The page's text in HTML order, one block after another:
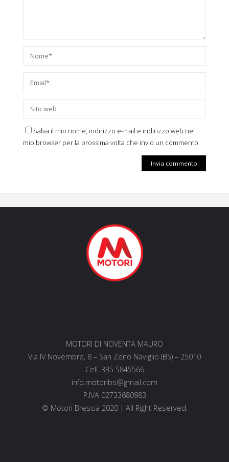
Salva il mio nome, indirizzo e-mail e indirizzo web nel
mio browser per la prossima volta che invio un commento.
MOTORI DI NOVENTA MAURO
Via IV Novembre, 8 – San Zeno Naviglio (BS) – 25010
Cell. 335 5845566
info.motoribs@gmail.com
P.IVA 02733680983
© Motori Brescia 2020 | All Right Reserved.